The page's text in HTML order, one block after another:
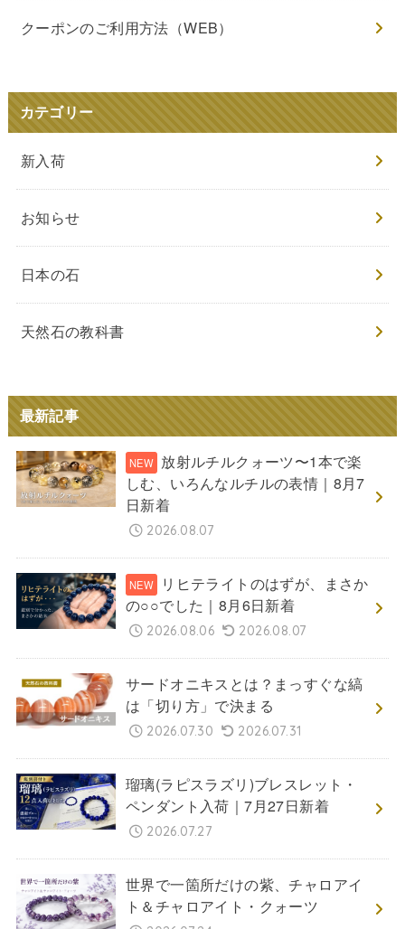
クーポンのご利用方法（WEB）
カテゴリー
新入荷
お知らせ
日本の石
天然石の教科書
最新記事
放射ルチルクォーツ〜1本で楽
しむ、いろんなルチルの表情｜8月7
日新着
2026.08.07
リヒテライトのはずが、まさか
の○○でした｜8月6日新着
2026.08.06 2026.08.07
サードオニキスとは？まっすぐな縞
は「切り方」で決まる
2026.07.30 2026.07.31
瑠璃(ラピスラズリ)ブレスレット・
ペンダント入荷｜7月27日新着
2026.07.27
世界で一箇所だけの紫、チャロアイ
ト＆チャロアイト・クォーツ